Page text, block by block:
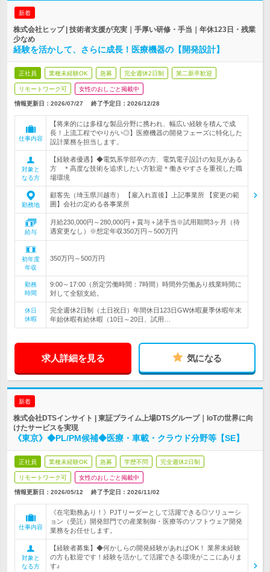
新着
株式会社ヒップ | 技術者支援が充実｜手厚い研修・手当｜年休123日・残業
少なめ
経験を活かして、さらに成長！医療機器の【開発設計】
正社員 業種未経験OK 急募 完全週休2日制 第二新卒歓迎
リモートワーク可 女性のおしごと掲載中
情報更新日：2026/07/27 終了予定日： 2026/12/28
仕事内容
【将来的には多様な製品分野に携われ、幅広い経験を積んで成
長！上流工程でやりがい◎】医療機器の開発フェーズに特化した
設計業務を担当します。
対象と
なる方
【経験者優遇】◆電気系学部卒の方、電気電子設計の知見がある
方 ＊高度な技術を追求したい方歓迎＊働きやすさを重視した職
場環境
勤務地
顧客先（埼玉県川越市） 【雇入れ直後】上記事業所 【変更の範
囲】会社の定める各事業所
給与
月給230,000円～280,000円＋賞与＋諸手当※試用期間3ヶ月（待
遇変更なし）※想定年収350万円～500万円
初年度
年収
350万円～500万円
勤務
時間
9:00～17:00（所定労働時間：7時間）時間外労働あり残業時間に
対して全額支給。
休日
休暇
完全週休2日制（土日祝日）年間休日123日GW休暇夏季休暇年末
年始休暇有給休暇（10日～20日、試用…
求人詳細を見る 気になる
新着
株式会社DTSインサイト | 東証プライム上場DTSグループ｜IoTの世界に向
けたサービスを実現
《東京》◆PL/PM候補◆医療・車載・クラウド分野等【SE】
正社員 業種未経験OK 急募 学歴不問 完全週休2日制
リモートワーク可 女性のおしごと掲載中
情報更新日：2026/05/12 終了予定日： 2026/11/02
仕事内容
《在宅勤務あり！》PJTリーダーとして活躍できる◎ソリューシ
ョン（受託）開発部門での産業制御・医療等のソフトウェア開発
業務をお任せします。
対象と
なる方
【経験者募集】◆何かしらの開発経験があればOK！ 業界未経験
の方も歓迎です！経験を活かして活躍できる環境がここにありま
す♪